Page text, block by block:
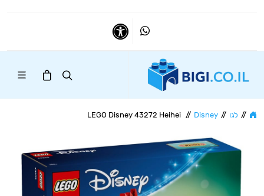
Whatsapp
// לגו //
Disney
//
LEGO Disney 43272 Heihei